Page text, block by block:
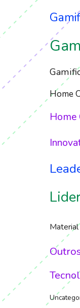
Home
Home
Material